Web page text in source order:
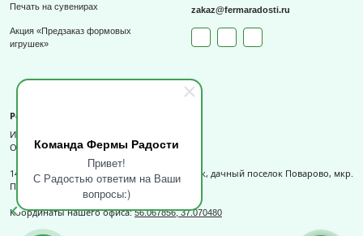
Команда Фермы Радости
Привет!
С Радостью ответим на Ваши
вопросы:)
Печать на сувенирах
Акция «Предзаказ формовых
игрушек»
zakaz@fermaradosti.ru
Реквизиты
ИП Слизов Е.П.
ОГРНИП: 324508100709727,
141540, Московская обл., г.о. Солнечногорск, дачный поселок Поварово, мкр.
Поваровка, д.12, к.1.
Координаты нашего офиса:56.067856, 37.070480